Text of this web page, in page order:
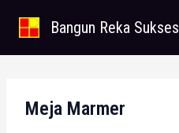
Bangun Reka Sukses
Meja Marmer